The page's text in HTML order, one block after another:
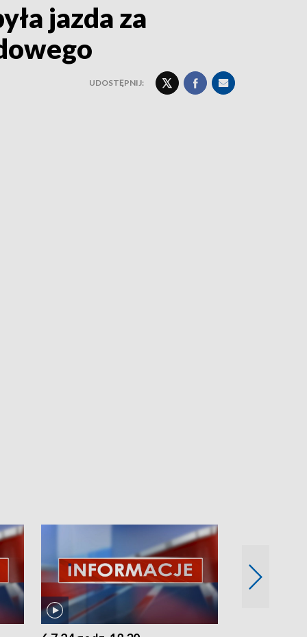
jazda za
UDOSTĘPNIJ: